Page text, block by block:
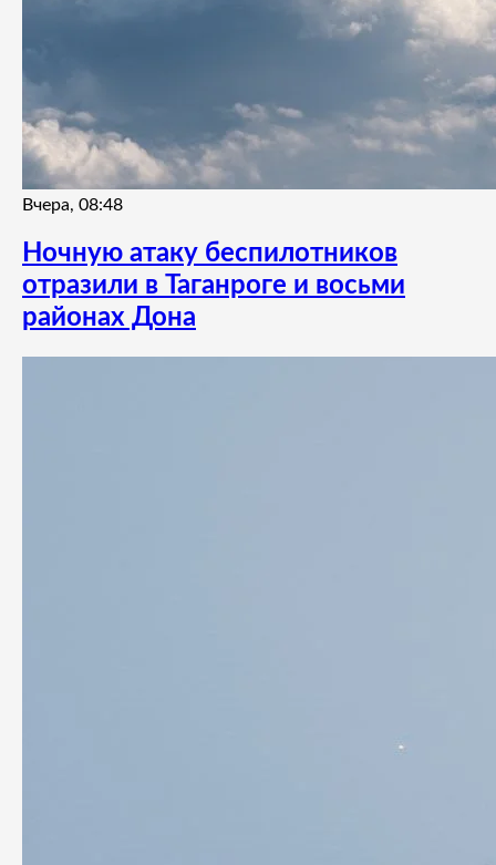
Вчера, 08:48
Ночную атаку беспилотников
отразили в Таганроге и восьми
районах Дона